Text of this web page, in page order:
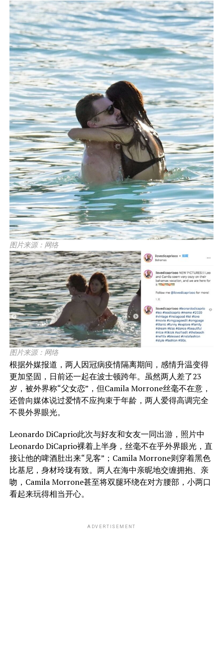
图片来源：网络
图片来源：网络
根据外媒报道，两人因冠病疫情隔离期间，感情升温变得
更加坚固，日前还一起在波士顿跨年。虽然两人差了23
岁，被外界称“父女恋”，但Camila Morrone丝毫不在意，
还曾向媒体说过爱情不应拘束于年龄，两人爱得高调完全
不畏外界眼光。
Leonardo DiCaprio此次与好友和女友一同出游，照片中
Leonardo DiCaprio裸着上半身，丝毫不在乎外界眼光，直
接让他的啤酒肚出来“见客”；Camila Morrone则穿着黑色
比基尼，身材玲珑有致。两人在海中亲昵地交缠拥抱、亲
吻，Camila Morrone甚至将双腿环绕在对方腰部，小两口
看起来玩得相当开心。
ADVERTISEMENT